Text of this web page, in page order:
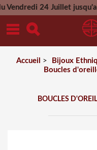
24 Juillet jusqu'au
Accueil > Bijoux
Boucles
BOUCLES